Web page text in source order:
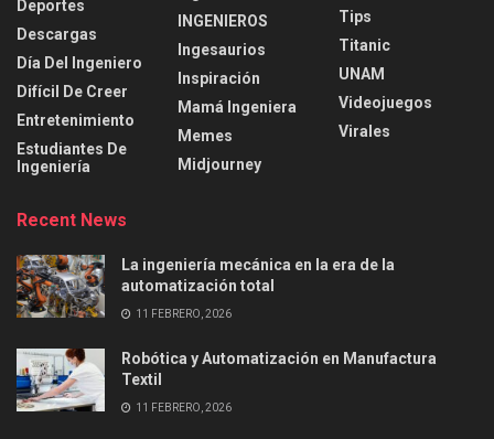
Deportes
Descargas
Día Del Ingeniero
Difícil De Creer
Entretenimiento
Estudiantes De
Ingeniería
INGENIEROS
Ingesaurios
Inspiración
Mamá Ingeniera
Memes
Midjourney
Tips
Titanic
UNAM
Videojuegos
Virales
Recent News
La ingeniería mecánica en la era de la
automatización total
11 FEBRERO, 2026
Robótica y Automatización en Manufactura
Textil
11 FEBRERO, 2026